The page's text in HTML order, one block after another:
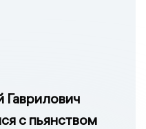
Гаврилович
с пьянством